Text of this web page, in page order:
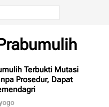
Terbukti Mutasi
Prosedur, Dapat